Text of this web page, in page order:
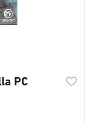
PC